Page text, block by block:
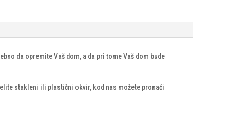
da opremite Vaš dom, a da pri tome Vaš dom bude
stakleni ili plastični okvir, kod nas možete pronaći